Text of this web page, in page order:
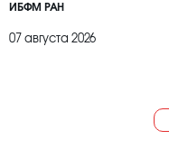
ИБФМ РАН
07 августа 2026